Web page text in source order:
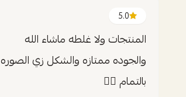
5.0
المنتجات ولا غلطه ماشاء الله
والجوده ممتازه والشكل زي الصوره
بالتمام 👍🏻